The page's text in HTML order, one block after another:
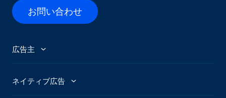
お問い合わせ
広告主
広告主
ネイティブ広告